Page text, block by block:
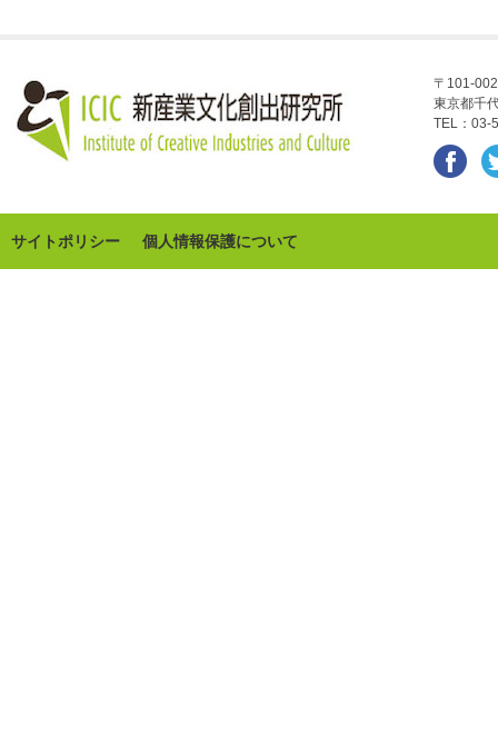
〒101-
東京都千
TEL：
サイトポリシー 個人情報保護について